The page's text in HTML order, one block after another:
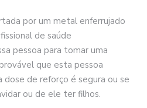
por um metal enferrujado
de saúde
pessoa para tomar uma
que esta pessoa
de reforço é segura ou se
ou de ele ter filhos.